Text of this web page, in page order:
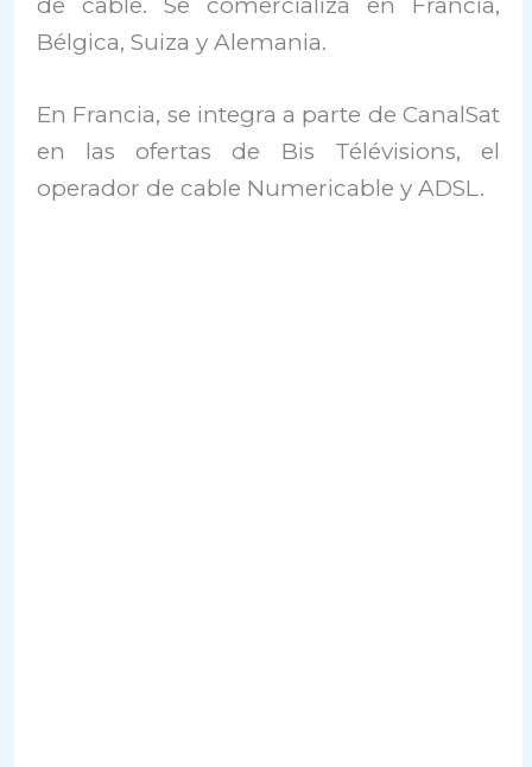
Bélgica, Suiza y Alemania.
En Francia, se integra a parte de CanalSat
en las ofertas de Bis Télévisions, el
operador de cable Numericable y ADSL.